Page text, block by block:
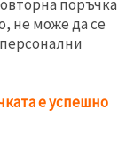
поръчка
не може да се
е успешно